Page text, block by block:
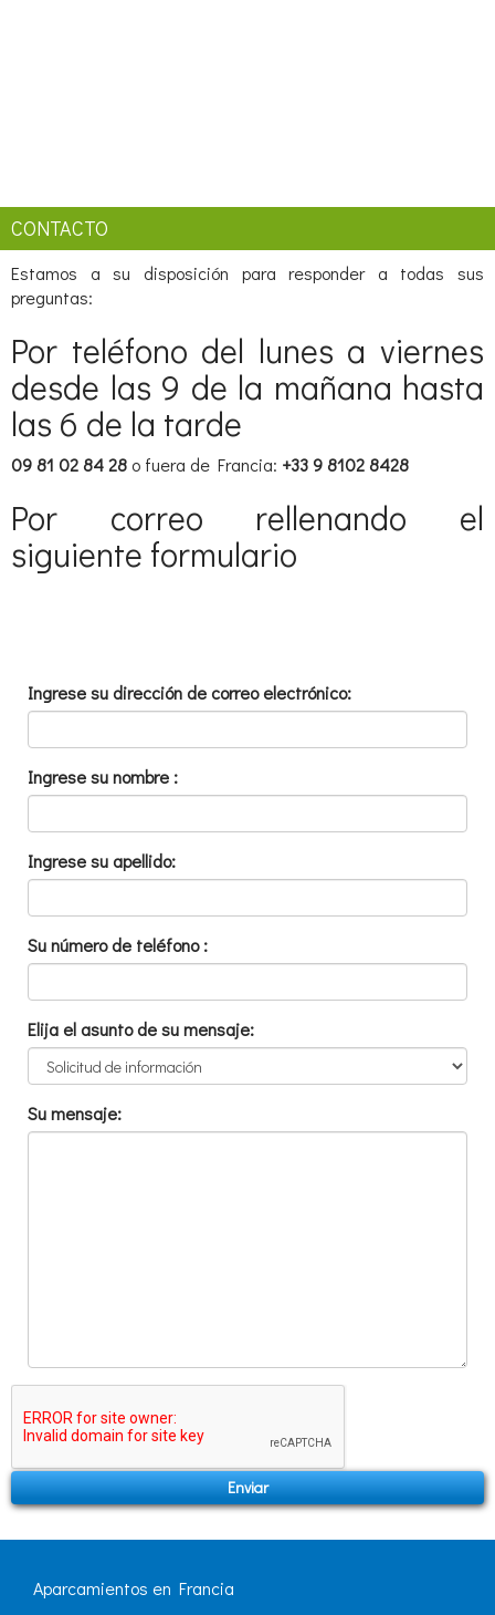
CONTACTO
Estamos a su disposición para responder a todas sus
preguntas:
Por teléfono del lunes a viernes
desde las 9 de la mañana hasta
las 6 de la tarde
09 81 02 84 28 o fuera de Francia: +33 9 8102 8428
Por correo rellenando el
siguiente formulario
Ingrese su dirección de correo electrónico:
Ingrese su nombre :
Ingrese su apellido:
Su número de teléfono :
Elija el asunto de su mensaje:
Su mensaje:
Enviar
Aparcamientos en Francia